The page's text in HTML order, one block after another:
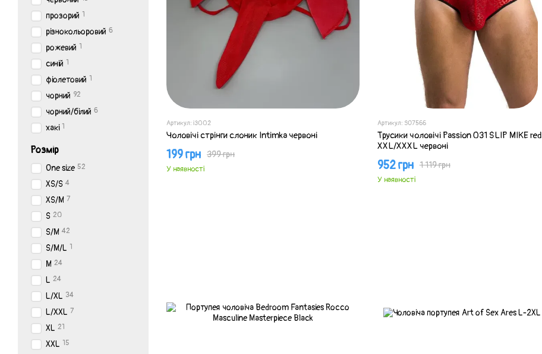
Артикул: i3002
Чоловічі стрінги слоник Intimka червоні
399 грн
199 грн
У наявності
Артикул: SO7566
Трусики чоловічі Passion 031 SLIP MIKE red
XXL/XXXL червоні
1 119 грн
952 грн
У наявності
прозорий 1
різнокольоровий 6
рожевий 1
синій 1
фіолетовий 1
чорний 92
чорний/білий 6
хакі 1
Розмір
One size 52
XS/S 4
XS/M 7
S 20
S/M 42
S/M/L 1
M 24
L 24
L/XL 34
L/XXL 7
XL 21
XXL 15